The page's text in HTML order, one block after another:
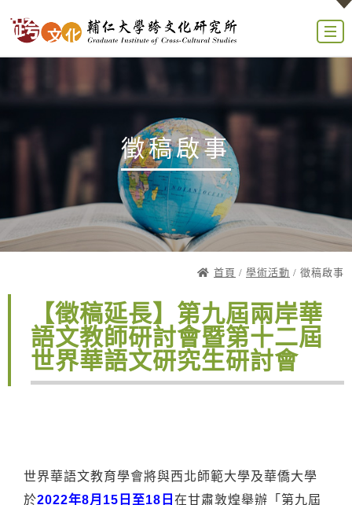
徵稿啟事
首頁 / 學術活動 / 徵稿啟事
【徵稿延長】第九屆兩岸華
語文教師研討會暨第十二屆
世界華語文研究生研討會
世界華語文教育學會將與西北師範大學及華僑大學
於2022年8月 15日至18 日 在甘肅敦煌舉辦「 第九屆